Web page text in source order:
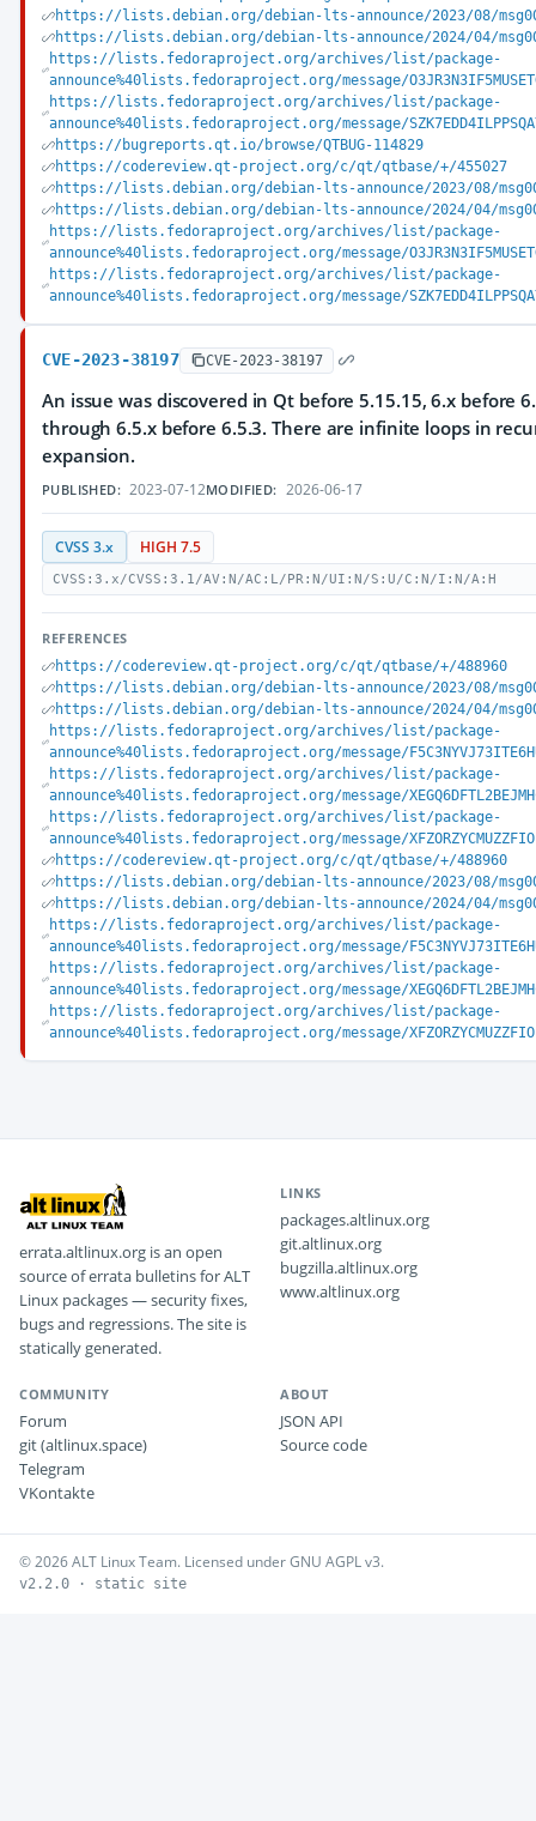
https://lists.debian.org/debian-lts-announce/2023/08/
https://lists.debian.org/debian-lts-announce/2024/04/
https://lists.fedoraproject.org/archives/list/package-
announce%40lists.fedoraproject.org/message/
https://lists.fedoraproject.org/archives/list/package-
announce%40lists.fedoraproject.org/message/
https://bugreports.qt.io/browse/QTBUG-114829
https://codereview.qt-project.org/c/qt/qtbase/+/455027
https://lists.debian.org/debian-lts-announce/2023/08/
https://lists.debian.org/debian-lts-announce/2024/04/
https://lists.fedoraproject.org/archives/list/package-
announce%40lists.fedoraproject.org/message/
https://lists.fedoraproject.org/archives/list/package-
announce%40lists.fedoraproject.org/message/
CVE-2023-38197 CVE-2023-38197
An issue was discovered in Qt before 5.15.15, 6.x before
through 6.5.x before 6.5.3. There are infinite loops in
expansion.
PUBLISHED: 2023-07-12MODIFIED: 2026-06-17
CVSS 3.x HIGH 7.5
CVSS:3.x/CVSS:3.1/AV:N/AC:L/PR:N/UI:N/S:U/C:N/I:N/A:H
REFERENCES
https://codereview.qt-project.org/c/qt/qtbase/+/488960
https://lists.debian.org/debian-lts-announce/2023/08/
https://lists.debian.org/debian-lts-announce/2024/04/
https://lists.fedoraproject.org/archives/list/package-
announce%40lists.fedoraproject.org/message/
https://lists.fedoraproject.org/archives/list/package-
announce%40lists.fedoraproject.org/message/
https://lists.fedoraproject.org/archives/list/package-
announce%40lists.fedoraproject.org/message/
https://codereview.qt-project.org/c/qt/qtbase/+/488960
https://lists.debian.org/debian-lts-announce/2023/08/
https://lists.debian.org/debian-lts-announce/2024/04/
https://lists.fedoraproject.org/archives/list/package-
announce%40lists.fedoraproject.org/message/
https://lists.fedoraproject.org/archives/list/package-
announce%40lists.fedoraproject.org/message/
https://lists.fedoraproject.org/archives/list/package-
announce%40lists.fedoraproject.org/message/
errata.altlinux.org is an open
source of errata bulletins for ALT
Linux packages — security fixes,
bugs and regressions. The site is
statically generated.
LINKS
packages.altlinux.org
git.altlinux.org
bugzilla.altlinux.org
www.altlinux.org
COMMUNITY
Forum
git (altlinux.space)
Telegram
VKontakte
ABOUT
JSON API
Source code
© 2026 ALT Linux Team. Licensed under GNU AGPL v3.
v2.2.0 · static site